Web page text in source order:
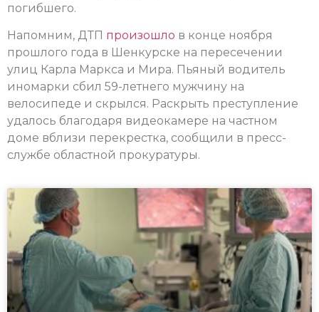
погибшего.
Напомним, ДТП произошло в конце ноября
прошлого года в Шенкурске на пересечении
улиц Карла Маркса и Мира. Пьяный водитель
иномарки сбил 59-летнего мужчину на
велосипеде и скрылся. Раскрыть преступление
удалось благодаря видеокамере на частном
доме вблизи перекрестка, сообщили в пресс-
службе областной прокуратуры.